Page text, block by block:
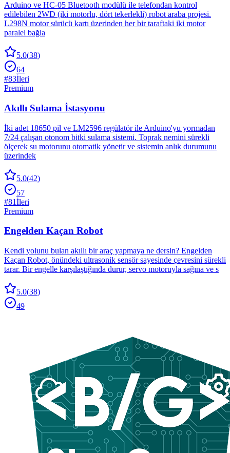
Arduino ve HC-05 Bluetooth modülü ile telefondan kontrol
edilebilen 2WD (iki motorlu, dört tekerlekli) robot araba projesi.
L298N motor sürücü kartı üzerinden her bir taraftaki iki motor
paralel bağla
5.0(38)
64
#83İleri
Premium
Akıllı Sulama İstasyonu
İki adet 18650 pil ve LM2596 regülatör ile Arduino'yu yormadan
7/24 çalışan otonom bitki sulama sistemi. Toprak nemini sürekli
ölçerek su motorunu otomatik yönetir ve sistemin anlık durumunu
üzerindek
5.0(42)
57
#81İleri
Premium
Engelden Kaçan Robot
Kendi yolunu bulan akıllı bir araç yapmaya ne dersin? Engelden
Kaçan Robot, önündeki ultrasonik sensör sayesinde çevresini sürekli
tarar. Bir engelle karşılaştığında durur, servo motoruyla sağına ve s
5.0(38)
49